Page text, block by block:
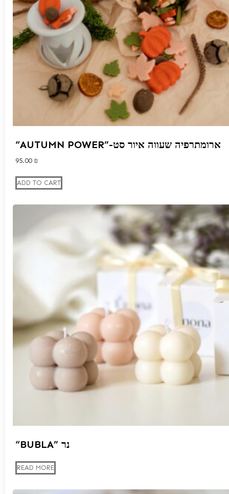
“AUTUMN POWER”-ארומתרפיה שעווה איור סט
95.00 ₪
ADD TO CART
“BUBLA” נר
READ MORE